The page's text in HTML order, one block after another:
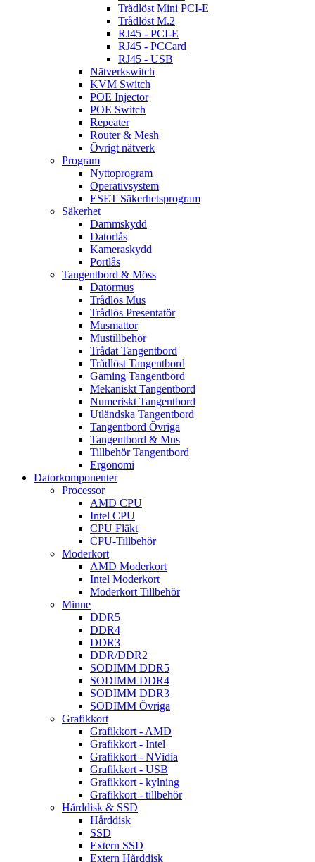
Trådlöst Mini PCI-E
Trådlöst M.2
RJ45 - PCI-E
RJ45 - PCCard
RJ45 - USB
Nätverkswitch
KVM Switch
POE Injector
POE Switch
Repeater
Router & Mesh
Övrigt nätverk
Program
Nyttoprogram
Operativsystem
ESET Säkerhetsprogram
Säkerhet
Dammskydd
Datorlås
Kameraskydd
Portlås
Tangentbord & Möss
Datormus
Trådlös Mus
Trådlös Presentatör
Musmattor
Mustillbehör
Trådat Tangentbord
Trådlöst Tangentbord
Gaming Tangentbord
Mekaniskt Tangentbord
Numeriskt Tangentbord
Utländska Tangentbord
Tangentbord Övriga
Tangentbord & Mus
Tillbehör Tangentbord
Ergonomi
Datorkomponenter
Processor
AMD CPU
Intel CPU
CPU Fläkt
CPU-Tillbehör
Moderkort
AMD Moderkort
Intel Moderkort
Moderkort Tillbehör
Minne
DDR5
DDR4
DDR3
DDR/DDR2
SODIMM DDR5
SODIMM DDR4
SODIMM DDR3
SODIMM Övriga
Grafikkort
Grafikkort - AMD
Grafikkort - Intel
Grafikkort - NVidia
Grafikkort - USB
Grafikkort - kylning
Grafikkort - tillbehör
Hårddisk & SSD
Hårddisk
SSD
Extern SSD
Extern Hårddisk